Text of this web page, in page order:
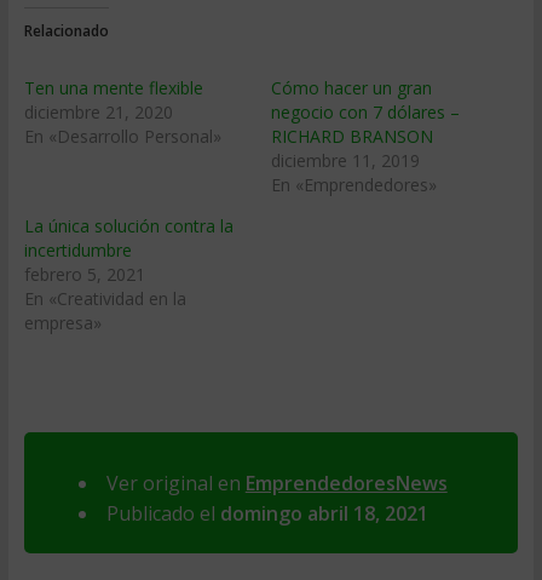
Relacionado
Ten una mente flexible
diciembre 21, 2020
En «Desarrollo Personal»
Cómo hacer un gran
negocio con 7 dólares –
RICHARD BRANSON
diciembre 11, 2019
En «Emprendedores»
La única solución contra la
incertidumbre
febrero 5, 2021
En «Creatividad en la
empresa»
Ver original en EmprendedoresNews
Publicado el domingo abril 18, 2021